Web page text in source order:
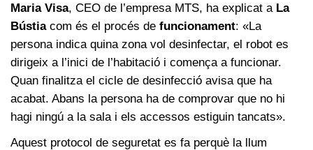
Maria Visa, CEO de l’empresa MTS, ha explicat a La
Bústiacom és el procés de funcionament: «La
persona indica quina zona vol desinfectar, el robot es
dirigeix a l’inici de l’habitació i comença a funcionar.
Quan finalitza el cicle de desinfecció avisa que ha
acabat. Abans la persona ha de comprovar que no hi
hagi ningú a la sala i els accessos estiguin tancats».
Aquest protocol de seguretat es fa perquè la llum